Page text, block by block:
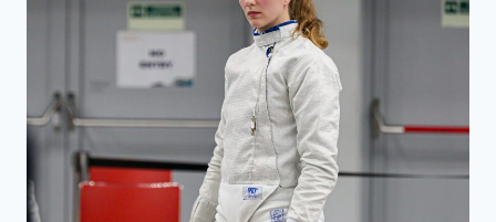
ÉS
HOL
ÉRDEMES
PÁLYAKEZDŐKÉNT